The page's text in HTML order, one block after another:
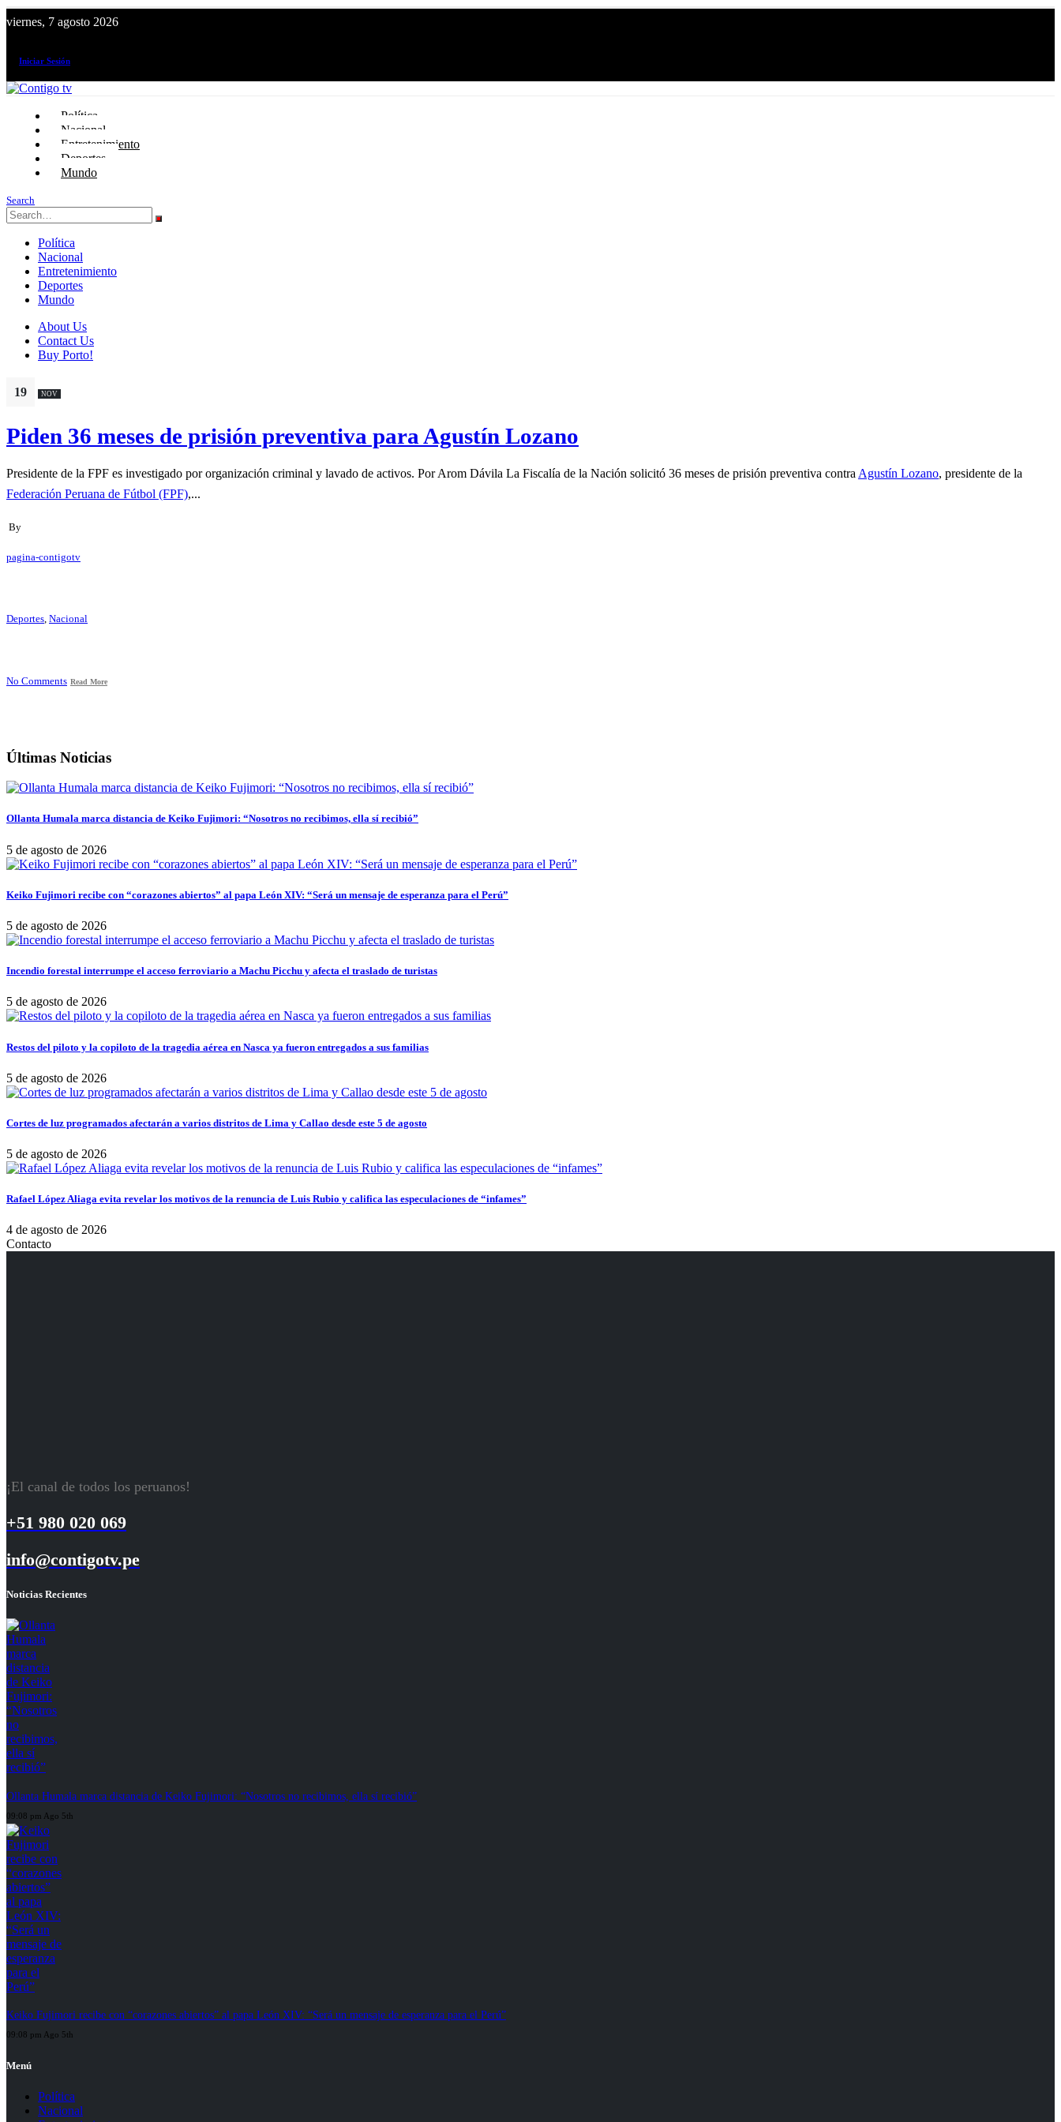
viernes, 7 agosto 2026
Iniciar Sesión
Política
Nacional
Entretenimiento
Deportes
Mundo
Search
Política
Nacional
Entretenimiento
Deportes
Mundo
About Us
Contact Us
Buy Porto!
19 NOV
Piden 36 meses de prisión preventiva para Agustín Lozano
Presidente de la FPF es investigado por organización criminal y lavado de activos. Por Arom Dávila La Fiscalía de la Nación solicitó 36 meses de prisión preventiva contra Agustín Lozano, presidente de la
Federación Peruana de Fútbol (FPF),...
By
pagina-contigotv
Deportes Nacional
No Comments Read More
Últimas Noticias
Ollanta Humala marca distancia de Keiko Fujimori: “Nosotros no recibimos, ella sí recibió”
5 de agosto de 2026
Keiko Fujimori recibe con “corazones abiertos” al papa León XIV: “Será un mensaje de esperanza para el Perú”
5 de agosto de 2026
Incendio forestal interrumpe el acceso ferroviario a Machu Picchu y afecta el traslado de turistas
5 de agosto de 2026
Restos del piloto y la copiloto de la tragedia aérea en Nasca ya fueron entregados a sus familias
5 de agosto de 2026
Cortes de luz programados afectarán a varios distritos de Lima y Callao desde este 5 de agosto
5 de agosto de 2026
Rafael López Aliaga evita revelar los motivos de la renuncia de Luis Rubio y califica las especulaciones de “infames”
4 de agosto de 2026
Contacto
¡El canal de todos los peruanos!
+51 980 020 069
info@contigotv.pe
Noticias Recientes
Ollanta Humala marca distancia de Keiko Fujimori: “Nosotros no recibimos, ella sí recibió”
09:08 pm Ago 5th
Keiko Fujimori recibe con “corazones abiertos” al papa León XIV: “Será un mensaje de esperanza para el Perú”
09:08 pm Ago 5th
Menú
Política
Nacional